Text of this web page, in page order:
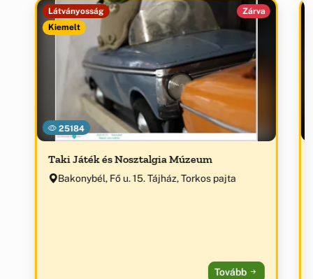
25184
Látványosság
Kiemelt
Zárva
Taki Játék és Nosztalgia Múzeum
Bakonybél, Fő u. 15. Tájház, Torkos pajta
Tovább